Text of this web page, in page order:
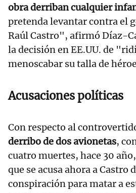
obra derriban cualquier
pretenda levantar contra el
Raúl Castro", afirmó Díaz-
la decisión en EE.UU. de
menoscabar su talla de
Acusaciones políticas
Con respecto al
derribo de dos avionetas,
cuatro muertes, hace 30
que se acusa ahora a Castro
conspiración para matar a